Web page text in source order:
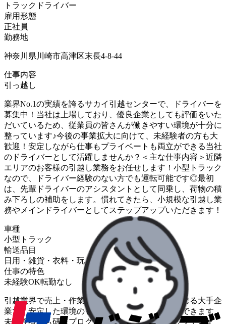
トラックドライバー
雇用形態
正社員
勤務地
神奈川県川崎市高津区末長4-8-44
仕事内容
引っ越し
業界No.1の実績を誇るサカイ引越センターで、ドライバーを
募集中！当社は上場しており、優良企業としても評価をいた
だいているため、従業員の皆さんが働きやすい環境が十分に
整っています♪今後の事業拡大に向けて、未経験者の方も大
歓迎！安定しながら仕事もプライベートも両立ができる当社
のドライバーとして活躍しませんか？＜主な仕事内容＞近隣
エリアのお客様の引越し業務をお任せします！小型トラック
なので、ドライバー経験のない方でも運転可能です◎最初
は、先輩ドライバーのアシスタントとして同乗し、荷物の積
み下ろしの補助をします。慣れてきたら、小規模な引越し業
務やメインドライバーとしてステップアップいただきます！
車種
小型トラック
輸送品目
日用・雑貨・衣料・玩具
住居設備・家電・家具
仕事の特色
未経験OK転勤なし
引越業界で売上・作業件数ともに12年連続No.1を誇る大手企
業で、安定した環境のもとドライバーとして活躍できます。
未経験者でも研修プログラムで着実にスキルアップできま